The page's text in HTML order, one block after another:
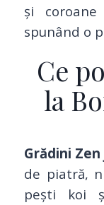
și
spunând o
Ce
la
Grădini
de piatră,
pești koi